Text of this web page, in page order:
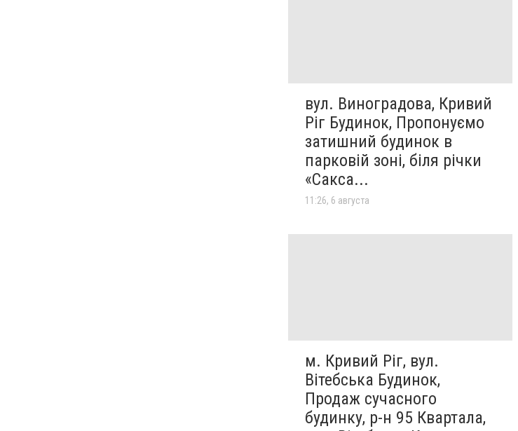
вул. Виноградова, Кривий
Ріг Будинок, Пропонуємо
затишний будинок в
парковій зоні, біля річки
«Сакса...
11:26, 6 августа
м. Кривий Ріг, вул.
Вітебська Будинок,
Продаж сучасного
будинку, р-н 95 Квартала,